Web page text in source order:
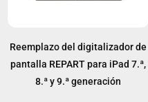
Reemplazo del digitalizador de
pantalla REPART para iPad 7.ª,
8.ª y 9.ª generación